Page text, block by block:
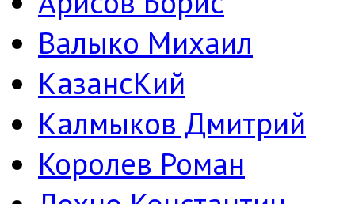
Валыко Михаил
КазансКий
Калмыков Дмитрий
Королев Роман